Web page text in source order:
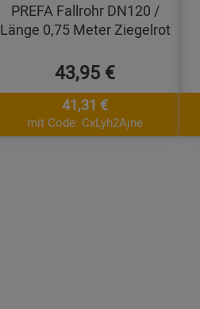
PREFA Fallrohr DN120 /
Länge 0,75 Meter Ziegelrot
43,95 €
41,31 €
mit Code: CxLyh2Ajne